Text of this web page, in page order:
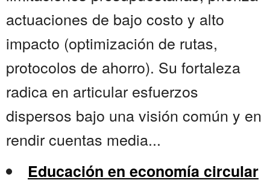
actuaciones de bajo costo y alto
impacto (optimización de rutas,
protocolos de ahorro). Su fortaleza
radica en articular esfuerzos
dispersos bajo una visión común y en
rendir cuentas media...
Educación en economía circular